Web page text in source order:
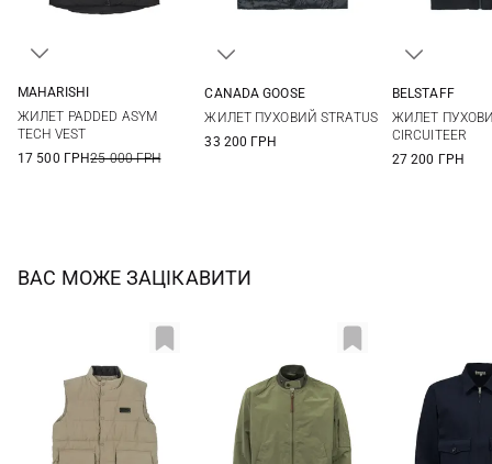
MAHARISHI
ЖИЛЕТ PADDED ASYM
TECH VEST
17 500 ГРН25 000 ГРН
CANADA GOOSE
ЖИЛЕТ ПУХОВИЙ STRATUS
33 200 ГРН
XXL
3XL
BELSTAFF
ЖИЛЕТ
CIRCUITEER
27 200 ГРН
ВАС МОЖЕ ЗАЦІКАВИТИ